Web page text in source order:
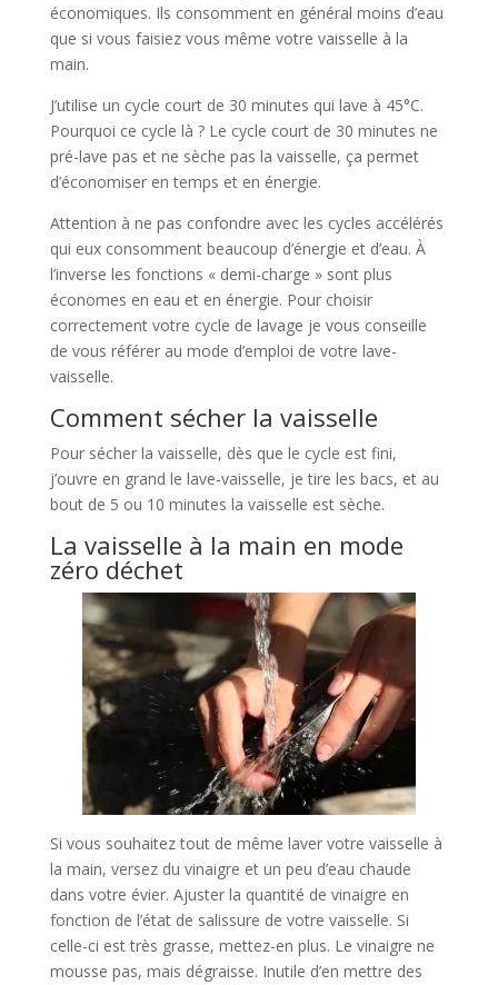
économiques. Ils consomment en général moins d’eau
que si vous faisiez vous même votre vaisselle à la
main.
J’utilise un cycle court de 30 minutes qui lave à 45°C.
Pourquoi ce cycle là ? Le cycle court de 30 minutes ne
pré-lave pas et ne sèche pas la vaisselle, ça permet
d’économiser en temps et en énergie.
Attention à ne pas confondre avec les cycles accélérés
qui eux consomment beaucoup d’énergie et d’eau. À
l’inverse les fonctions « demi-charge » sont plus
économes en eau et en énergie. Pour choisir
correctement votre cycle de lavage je vous conseille
de vous référer au mode d’emploi de votre lave-
vaisselle.
Comment sécher la vaisselle
Pour sécher la vaisselle, dès que le cycle est fini,
j’ouvre en grand le lave-vaisselle, je tire les bacs, et au
bout de 5 ou 10 minutes la vaisselle est sèche.
La vaisselle à la main en mode
zéro déchet
Si vous souhaitez tout de même laver votre vaisselle à
la main, versez du vinaigre et un peu d’eau chaude
dans votre évier. Ajuster la quantité de vinaigre en
fonction de l’état de salissure de votre vaisselle. Si
celle-ci est très grasse, mettez-en plus. Le vinaigre ne
mousse pas, mais dégraisse. Inutile d’en mettre des